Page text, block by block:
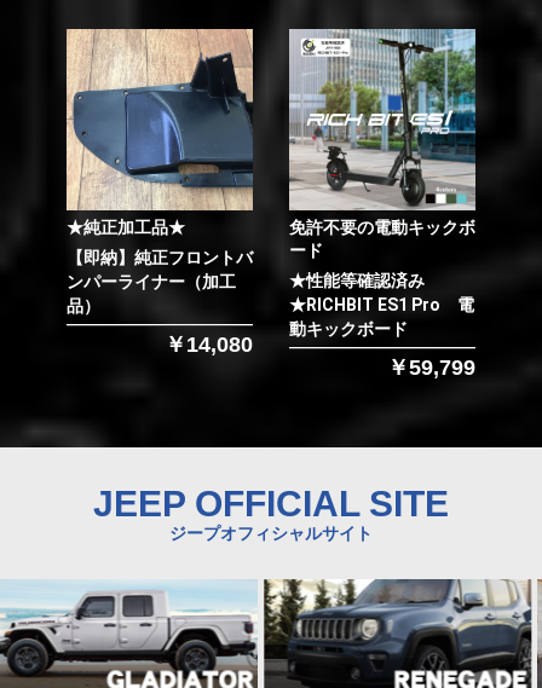
★純正加工品★
【即納】純正フロントバ
ンパーライナー（加工
品）
￥14,080
免許不要の電動キックボ
ード
★性能等確認済み
★RICHBIT ES1 Pro 電
動キックボード
￥59,799
JEEP OFFICIAL SITE
ジープオフィシャルサイト